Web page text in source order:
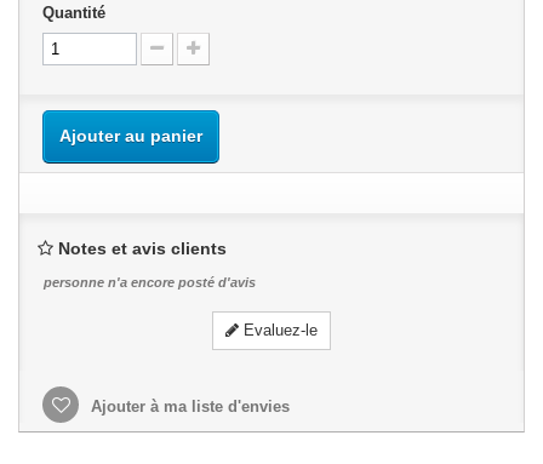
Quantité
Ajouter au panier
Notes et avis clients
personne n'a encore posté d'avis
Evaluez-le
Ajouter à ma liste d'envies